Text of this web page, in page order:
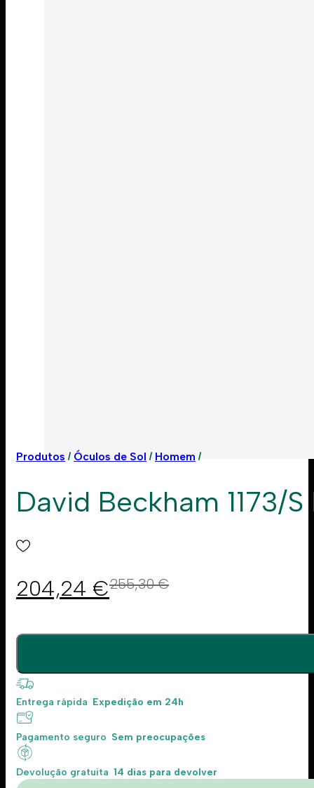
Produtos Óculos de Sol Homem
David Beckham 1173/S
255,30€
204,24 €
Entrega rápida Expedição em 24h
Pagamento seguro Sem preocupações
Devolução gratuita 14 dias para devolver